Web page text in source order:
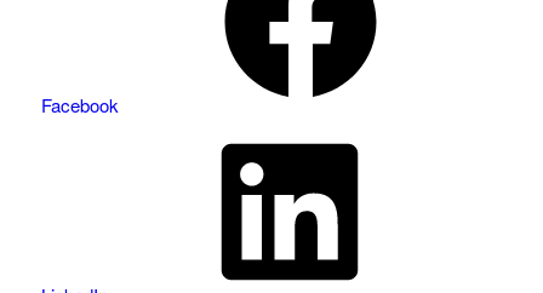
Facebook